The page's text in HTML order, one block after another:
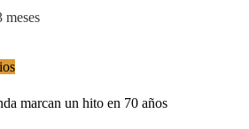
meses
marcan un hito en 70 años